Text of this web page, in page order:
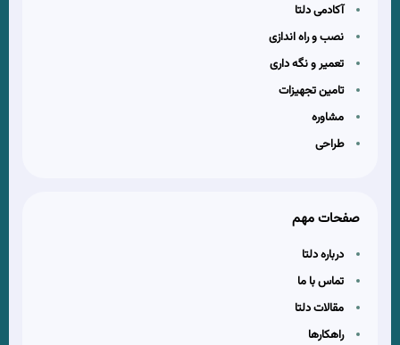
آکادمی دلتا
نصب و راه اندازی
تعمیر و نگه داری
تامین تجهیزات
مشاوره
طراحی
صفحات مهم
درباره دلتا
تماس با ما
مقالات دلتا
راهکارها